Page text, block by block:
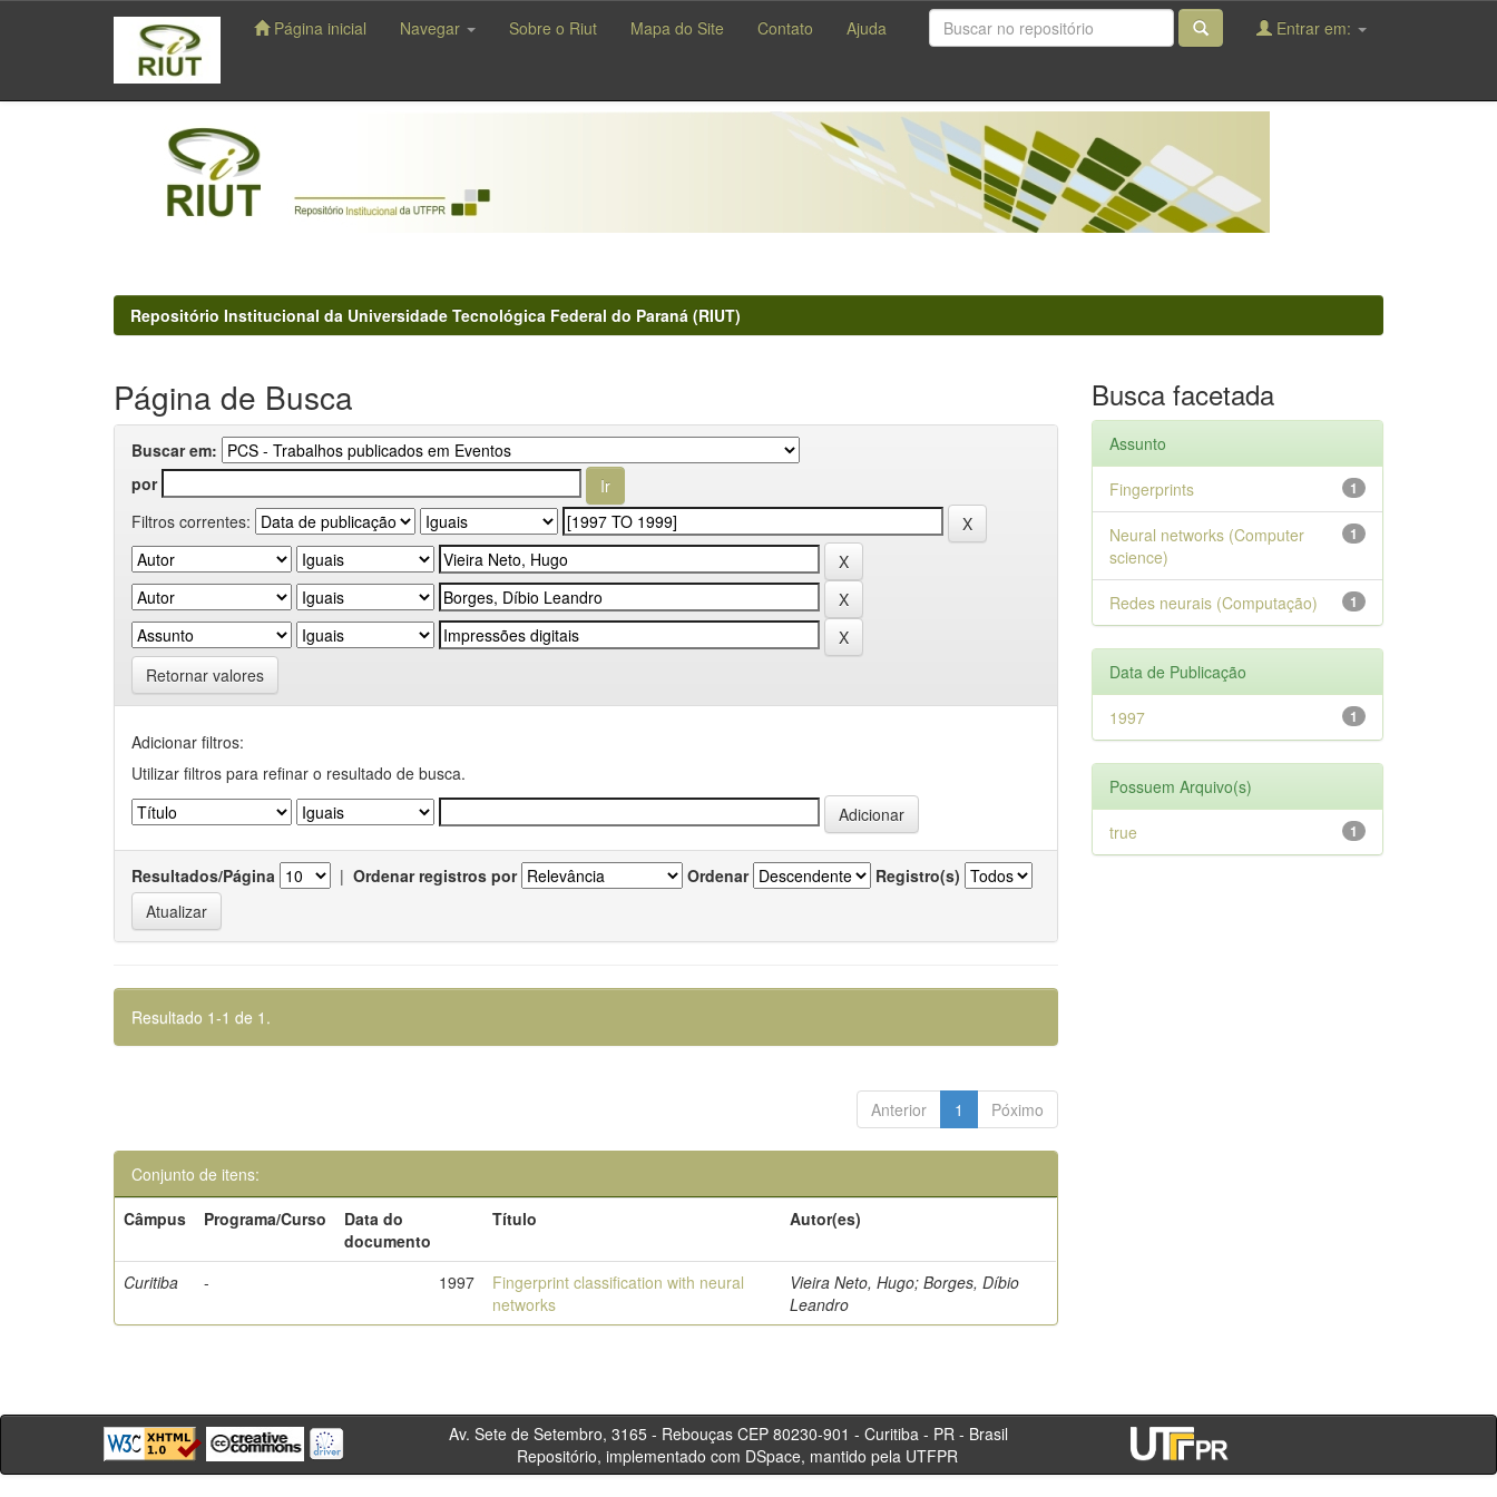
navigation
Página inicial Navegar Sobre o Riut Mapa do Site Contato Ajuda Entrar em:
Repositório Institucional da Universidade Tecnológica Federal do Paraná (RIUT)
Página de Busca
Buscar em:
por
Filtros correntes:
Retornar valores
Adicionar filtros:
Utilizar filtros para refinar o resultado de busca.
Resultados/Página | Ordenar registros por Ordenar Registro(s)
Resultado 1-1 de 1.
Anterior 1 Póximo
Conjunto de itens:
Câmpus
Programa/Curso
Data do
documento
Título Autor(es)
Curitiba - 1997
Fingerprint classification with neural
networks
Vieira Neto, Hugo; Borges, Díbio
Leandro
Busca facetada
Assunto
1
Fingerprints
1
Neural networks (Computer
science)
1
Redes neurais (Computação)
Data de Publicação
1
1997
Possuem Arquivo(s)
1
true
Av. Sete de Setembro, 3165 - Rebouças CEP 80230-901 - Curitiba - PR - Brasil
Repositório, implementado com DSpace, mantido pela UTFPR